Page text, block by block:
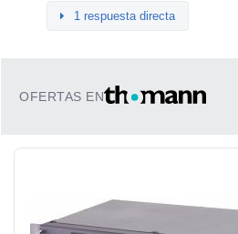
1 respuesta directa
OFERTAS EN